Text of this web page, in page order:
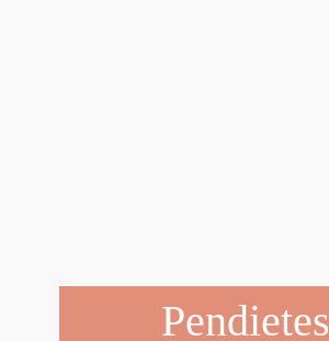
Pendietes